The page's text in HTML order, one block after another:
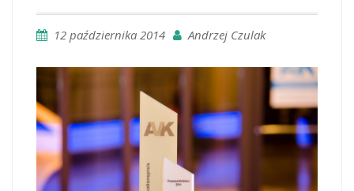
12 października 2014 Andrzej Czulak